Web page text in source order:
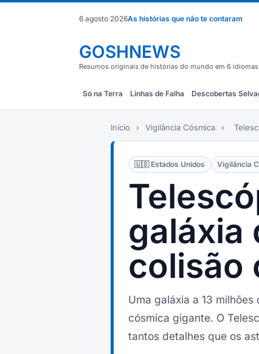
6 agosto 2026As histórias que não te contaram
GOSHNEWS
Resumos originais de histórias do mundo em 6 idiomas.
Só na Terra Linhas de Falha Descobertas
Início › Vigilância Cósmica ›
🇺🇸 Estados Unidos Vigilância
galáxia
colisão
Uma galáxia a 13
cósmica gigante. O
tantos detalhes que os